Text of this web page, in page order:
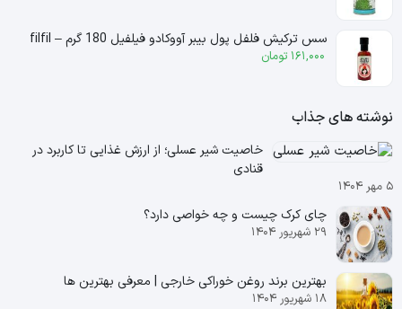
سس ترکیش فلفل پول بیبر آووکادو فیلفیل 180 گرم – filfil
161,000 تومان
نوشته های جذاب
خاصیت شیر عسلی؛ از ارزش غذایی تا کاربرد در
قنادی
۵ مهر ۱۴۰۴
چای کرک چیست و چه خواصی دارد؟
۲۹ شهریور ۱۴۰۴
بهترین برند روغن خوراکی خارجی | معرفی بهترین ها
۱۸ شهریور ۱۴۰۴